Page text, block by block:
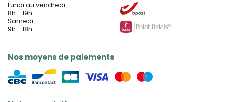
Lundi au vendredi :
8h - 19h
Samedi :
9h - 18h
Nos moyens de paiements